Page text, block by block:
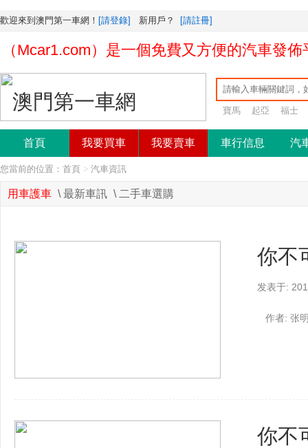
歡迎來到澳門第一車網！ [請登錄] 新用戶？ [請註冊]
Mcar1.com）是一個免費又方便的汽車
寶馬 起亞 福士
首頁 我要買車 我要賣車 車行信息 汽
您當前的位置： 首頁 > 汽車資訊
用車護車 \ 最新車訊 \ 二手車選購
你不
发表于:
作者: 张
你不